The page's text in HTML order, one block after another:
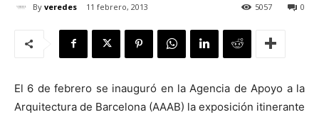
By veredes 11 febrero, 2013 0
5057
El 6 de febrero se inauguró en la Agencia de Apoyo a la
Arquitectura de Barcelona (AAAB) la exposición itinerante